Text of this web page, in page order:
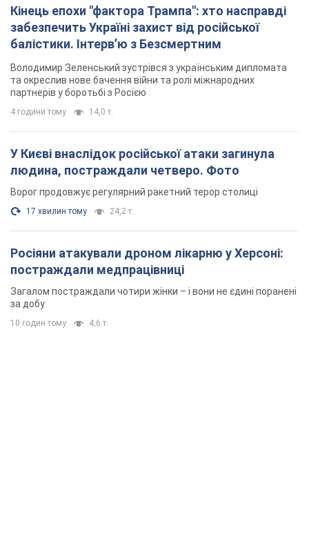
Кінець епохи "фактора Трампа": хто насправді
забезпечить Україні захист від російської
балістики. Інтерв’ю з Безсмертним
Володимир Зеленський зустрівся з українським дипломата
та окреслив нове бачення війни та ролі міжнародних
партнерів у боротьбі з Росією
4 години тому 14,0 т.
У Києві внаслідок російської атаки загинула
людина, постраждали четверо. Фото
Ворог продовжує регулярний ракетний терор столиці
17 хвилин тому 24,2 т.
Росіяни атакували дроном лікарню у Херсоні:
постраждали медпрацівниці
Загалом постраждали чотири жінки – і вони не єдині поранені
за добу
10 годин тому 4,6 т.